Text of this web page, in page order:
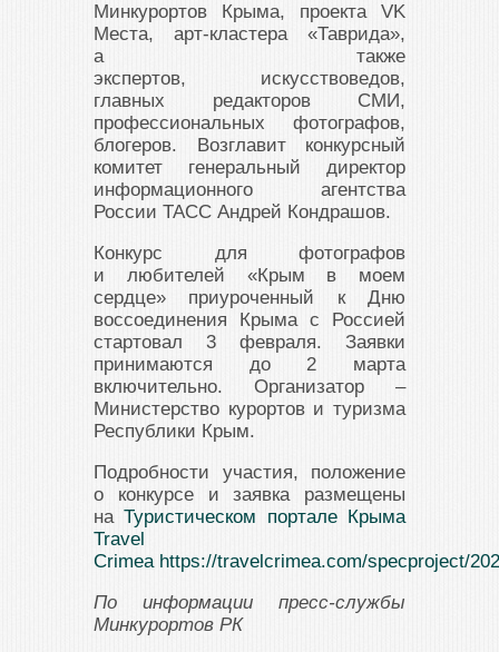
Минкурортов Крыма, проекта VK
Места, арт-кластера «Таврида»,
а также
экспертов, искусствоведов,
главных редакторов СМИ,
профессиональных фотографов,
блогеров. Возглавит конкурсный
комитет генеральный директор
информационного агентства
России ТАСС Андрей Кондрашов.
Конкурс для фотографов
и любителей «Крым в моем
сердце» приуроченный к Дню
воссоединения Крыма с Россией
стартовал 3 февраля. Заявки
принимаются до 2 марта
включительно. Организатор –
Министерство курортов и туризма
Республики Крым.
Подробности участия, положение
о конкурсе и заявка размещены
наТуристическом портале Крыма
Travel
Crimea https://travelcrimea.com/specproject/
По информации пресс-службы
Минкурортов РК